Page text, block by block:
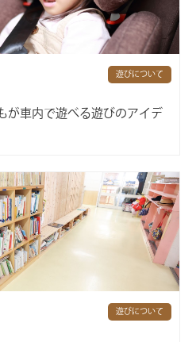
遊びについて
が車内で遊べる遊びのアイデ
遊びについて